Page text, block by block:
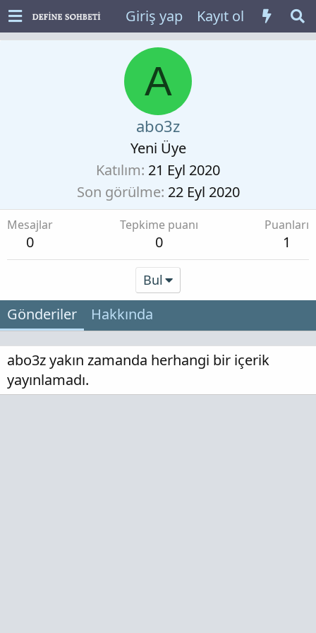
Giriş yap Kayıt ol
A
abo3z
Yeni Üye
Katılım 21 Eyl 2020
Son görülme 22 Eyl 2020
Mesajlar
0
Tepkime puanı
0
Puanları
1
Bul
Gönderiler Hakkında
abo3z yakın zamanda herhangi bir içerik
yayınlamadı.